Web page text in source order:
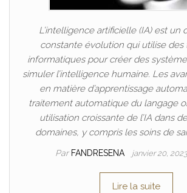
L’intelligence artificielle (IA) est un
constante évolution qui utilise des
informatiques pour créer des
simuler l’intelligence humaine. Les
en matière d’apprentissage
traitement automatique du langage
utilisation croissante de l’IA dans
domaines, y compris les soins de
Par FANDRESENA janvier 20,
Lire la suite